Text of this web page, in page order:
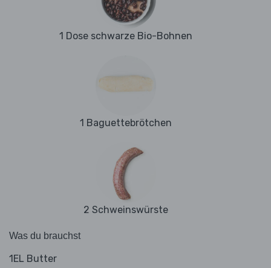
1 Dose schwarze Bio-Bohnen
1 Baguettebrötchen
2 Schweinswürste
Was du brauchst
1EL Butter